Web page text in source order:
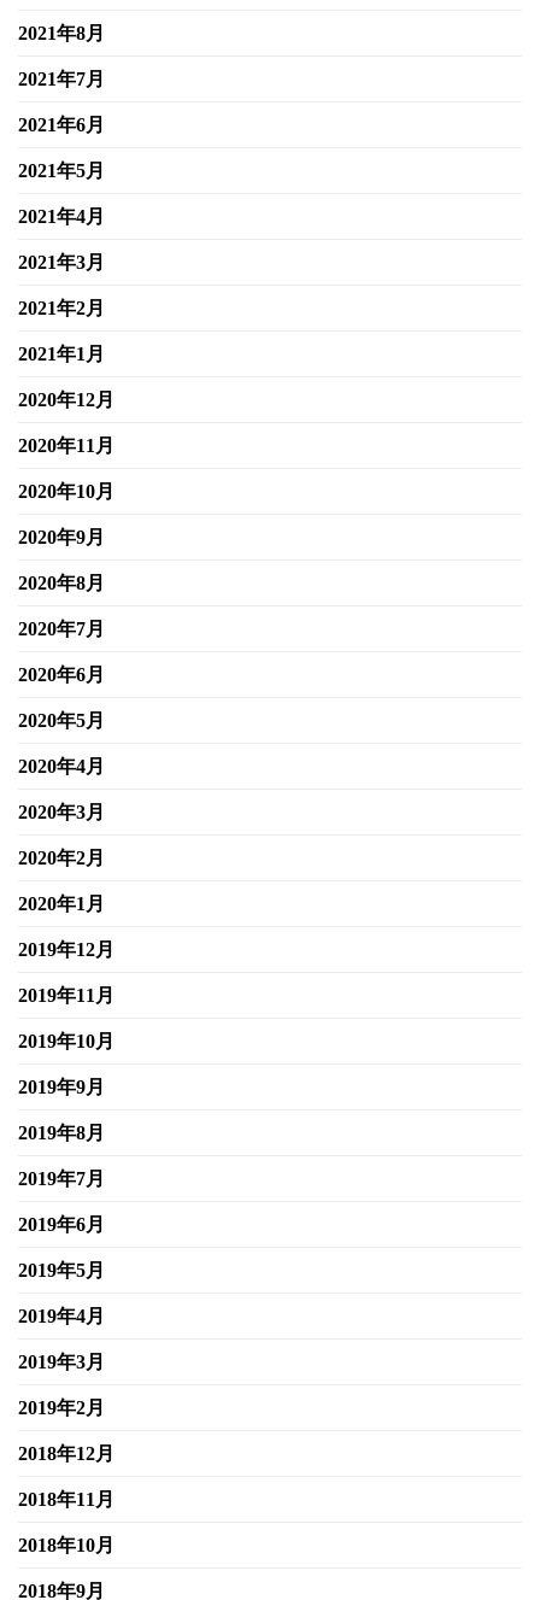
2021年8月
2021年7月
2021年6月
2021年5月
2021年4月
2021年3月
2021年2月
2021年1月
2020年12月
2020年11月
2020年10月
2020年9月
2020年8月
2020年7月
2020年6月
2020年5月
2020年4月
2020年3月
2020年2月
2020年1月
2019年12月
2019年11月
2019年10月
2019年9月
2019年8月
2019年7月
2019年6月
2019年5月
2019年4月
2019年3月
2019年2月
2018年12月
2018年11月
2018年10月
2018年9月